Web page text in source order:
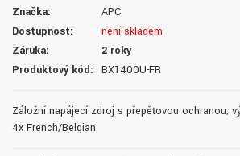
Značka:
APC
Dostupnost:
není skladem
Záruka:
2 roky
Produktový kód:
BX1400U-FR
Záložní napájecí zdroj s přepěťovou ochranou;
4x French/Belgian